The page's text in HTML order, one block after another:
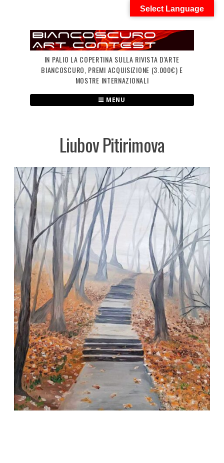
IN PALIO LA COPERTINA SULLA RIVISTA D'ARTE
BIANCOSCURO, PREMI ACQUISIZIONE (3.000€) E
MOSTRE INTERNAZIONALI
MENU
Liubov Pitirimova
Select Language